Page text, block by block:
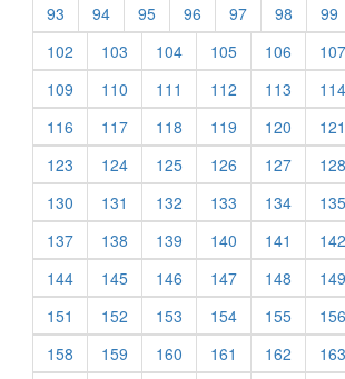
93
94 95 96 97 98 99
102
103 104 105 106 107
109
110 111 112 113 114
116
117 118 119 120 121
123
124 125 126 127 128
130
131 132 133 134 135
137
138 139 140 141 142
144
145 146 147 148 149
151
152 153 154 155 156
158
159 160 161 162 163